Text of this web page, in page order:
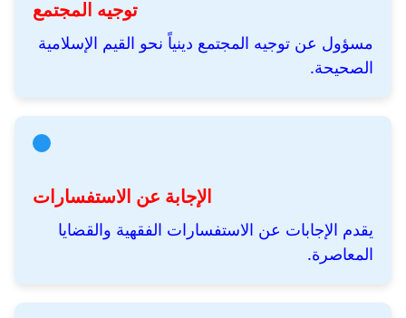
توجيه المجتمع
مسؤول عن توجيه المجتمع دينياً نحو القيم الإسلامية
الصحيحة.
الإجابة عن الاستفسارات
يقدم الإجابات عن الاستفسارات الفقهية والقضايا
المعاصرة.